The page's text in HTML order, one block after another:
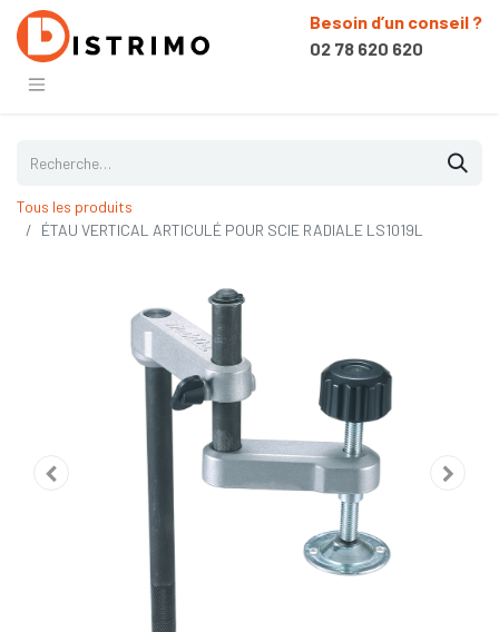
Besoin d’un conseil ?
02 78 620 620
Tous les produits
ÉTAU VERTICAL ARTICULÉ POUR SCIE RADIALE LS1019L